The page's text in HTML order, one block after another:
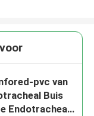
pvc van
Buis
Endotracheal